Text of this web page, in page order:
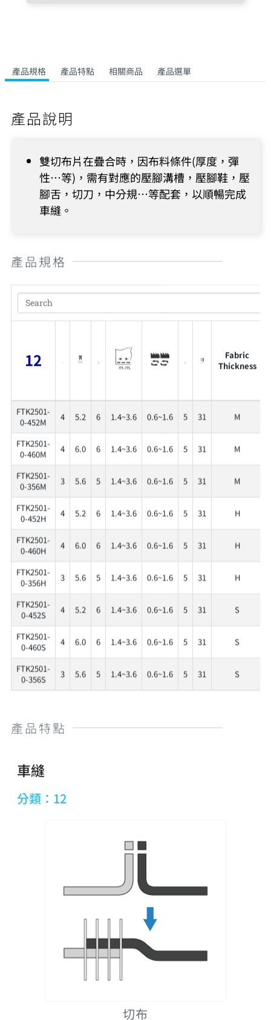
產品規格 產品特點 相關商品 產品選單
產品說明
雙切布片在疊合時，因布料條件(厚度，彈
性…等)，需有對應的壓腳溝槽，壓腳鞋，壓
腳舌，切刀，中分規…等配套，以順暢完成
車縫。
產品規格
12
Fabric
Thickness
FTK2501-
0-452M
4 5.2 6 1.4~3.6 0.6~1.6 5 31 M
FTK2501-
0-460M
4 6.0 6 1.4~3.6 0.6~1.6 5 31 M
FTK2501-
0-356M
3 5.6 5 1.4~3.6 0.6~1.6 5 31 M
FTK2501-
0-452H
4 5.2 6 1.4~3.6 0.6~1.6 5 31 H
FTK2501-
0-460H
4 6.0 6 1.4~3.6 0.6~1.6 5 31 H
FTK2501-
0-356H
3 5.6 5 1.4~3.6 0.6~1.6 5 31 H
FTK2501-
0-452S
4 5.2 6 1.4~3.6 0.6~1.6 5 31 S
FTK2501-
0-460S
4 6.0 6 1.4~3.6 0.6~1.6 5 31 S
FTK2501-
0-356S
3 5.6 5 1.4~3.6 0.6~1.6 5 31 S
產品特點
車縫
分類：12
切布